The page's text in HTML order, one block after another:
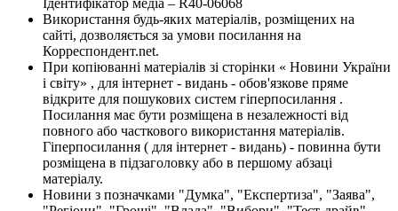
Використання будь-яких матеріалів, розміщених на
сайті, дозволяється за умови посилання на
Корреспондент.net.
При копіюванні матеріалів зі сторінки « Новини України
і світу» , для інтернет - видань - обов'язкове пряме
відкрите для пошукових систем гіперпосилання .
Посилання має бути розміщена в незалежності від
повного або часткового використання матеріалів.
Гіперпосилання ( для інтернет - видань) - повинна бути
розміщена в підзаголовку або в першому абзаці
матеріалу.
Новини з позначками "Думка", "Експертиза", "Заява",